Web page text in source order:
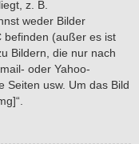
z. B.
weder Bilder
befinden (außer es ist
Bildern, die nur nach
oder Yahoo-
Seiten usw. Um das Bild